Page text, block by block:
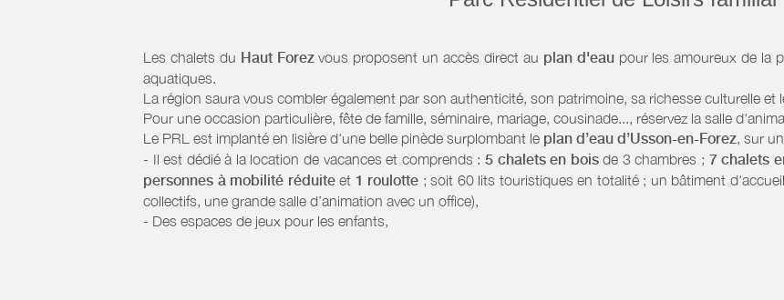
Les chalets du Haut Forezvous proposent un accès direct au plan d'eaupour les amoureux de la
aquatiques.
La région saura vous combler également par son authenticité, son patrimoine, sa richesse culturelle et
Pour une occasion particulière, fête de famille, séminaire, mariage, cousinade..., réservez la salle
Le PRL est implanté en lisière d'une belle pinède surplombant le plan d’eau d’Usson-en-Forez, sur
- Il est dédié à la location de vacances et comprends : 5 chalets en boisde 3 chambres ; 7 chalets
personnes à mobilité réduiteet 1 roulotte ; soit 60 lits touristiques en totalité ; un bâtiment
collectifs, une grande salle d’animation avec un office),
- Des espaces de jeux pour les enfants,